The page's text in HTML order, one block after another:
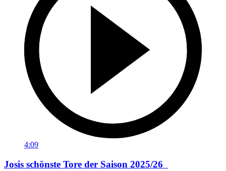
4:09
Josis schönste Tore der Saison 2025/26